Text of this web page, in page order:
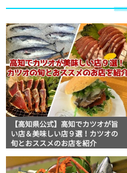
【高知県公式】高知でカツオが旨
い店＆美味しい店９選！カツオの
旬とおススメのお店を紹介